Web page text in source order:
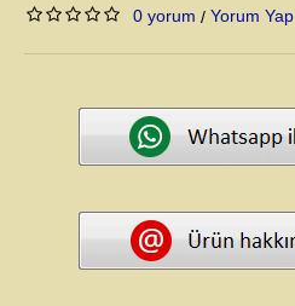
0 yorum / Yorum Yap